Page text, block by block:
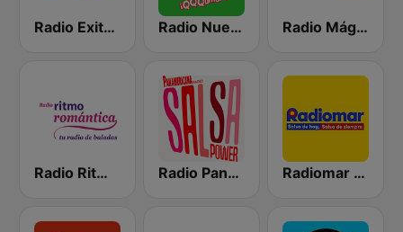
Radio Exitosa Radio Nueva Q Radio Mágica 88.3 FM
Radio Ritmo Romántica Radio Panamericana - Salsa Power Radiomar 106.3 FM